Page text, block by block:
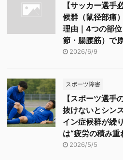
【サッカー選手
候群（鼠径部痛
理由｜4つの部
節・腸腰筋）で
2026/6/9
スポーツ障害
【スポーツ選手
抜けないとシン
イン症候群が繰
は“疲労の積み重
2026/5/5